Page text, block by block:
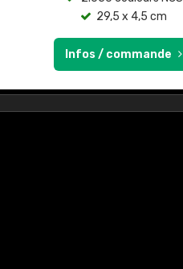
29,5 x 4,5 cm
Infos / commande